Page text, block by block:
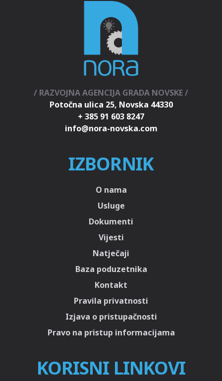
/ RAZVOJNA AGENCIJA GRADA NOVSKE /
Potočna ulica 25, Novska 44330
+ 385 91 603 8247
IZBORNIK
O nama
Usluge
Dokumenti
Vijesti
Natječaji
Baza poduzetnika
Kontakt
Pravila privatnosti
Izjava o pristupačnosti
Pravo na pristup informacijama
KORISNI LINKOVI